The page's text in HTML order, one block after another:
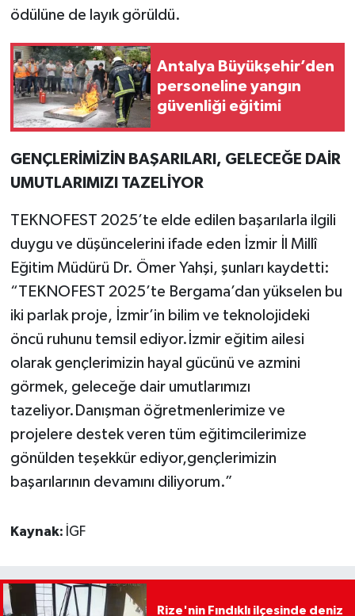
ödülüne de layık görüldü.
Antalya Büyükşehir’den
personeline yangın
güvenliği eğitimi
GENÇLERİMİZİN BAŞARILARI, GELECEĞE DAİR
UMUTLARIMIZI TAZELİYOR
TEKNOFEST 2025’te elde edilen başarılarla ilgili
duygu ve düşüncelerini ifade eden İzmir İl Millî
Eğitim Müdürü Dr. Ömer Yahşi, şunları kaydetti:
“TEKNOFEST 2025’te Bergama’dan yükselen bu
iki parlak proje, İzmir’in bilim ve teknolojideki
öncü ruhunu temsil ediyor.İzmir eğitim ailesi
olarak gençlerimizin hayal gücünü ve azmini
görmek, geleceğe dair umutlarımızı
tazeliyor.Danışman öğretmenlerimize ve
projelere destek veren tüm eğitimcilerimize
gönülden teşekkür ediyor,gençlerimizin
başarılarının devamını diliyorum.”
Kaynak: İGF
Rize'nin Fındıklı ilçesinde deniz